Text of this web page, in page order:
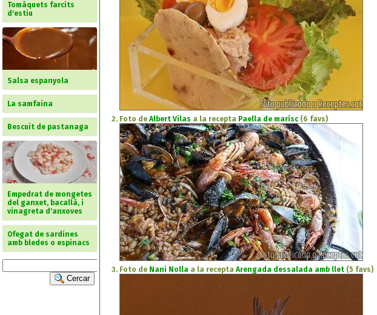
Tomàquets farcits
d'estiu
Salsa espanyola
La samfaina
Bescuit de pastanaga
Empedrat de mongetes
del ganxet, bacallà, i
vinagreta d'anxoves
Ofegat de sardines
amb bledes o espinacs
Cercar
Foto de Albert Vilas a la recepta Paella de marísc (6 favs)
Foto de Nani Nolla a la recepta Arengada dessalada amb llet (5 favs)